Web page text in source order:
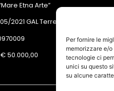
Per fornire le
memorizzare e/
tecnologie ci
unici su questo
su alcune
Etna Arte”
2021 GAL Terre di ACI;
50.000,00